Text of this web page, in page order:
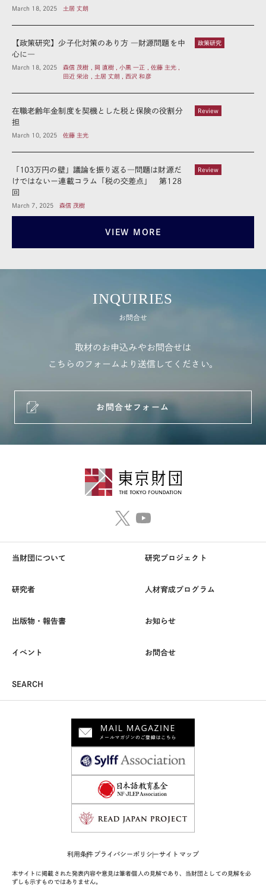
March 18, 2025 土居 丈朗
政策研究
【政策研究】少子化対策のあり方 ―財源問題を中
心に―
March 18, 2025
森信 茂樹 , 岡 直樹 , 小黒 一正 , 佐藤 主光 ,
田近 栄治 , 土居 丈朗 , 西沢 和彦
Review
在職老齢年金制度を契機とした税と保険の役割分
担
March 10, 2025 佐藤 主光
Review
「103万円の壁」議論を振り返る―問題は財源だ
けではないー連載コラム「税の交差点」 第128
回
March 7, 2025 森信 茂樹
VIEW MORE
INQUIRIES
お問合せ
取材のお申込みやお問合せは
こちらのフォームより送信してください。
お問合せフォーム
当財団について 研究プロジェクト
研究者 人材育成プログラム
出版物・報告書 お知らせ
イベント お問合せ
SEARCH
利用条件プライバシーポリシーサイトマップ
本サイトに掲載された発表内容や意見は筆者個人の見解であり、当財団としての見解を必
ずしも示すものではありません。